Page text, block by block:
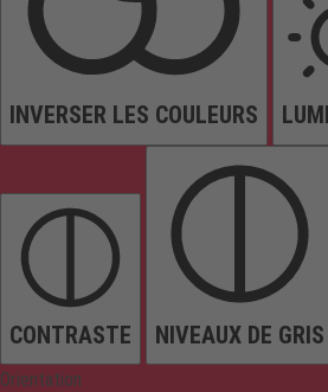
INVERSER LES COULEURS
CONTRASTE NIVEAUX DE GRIS
Orientation